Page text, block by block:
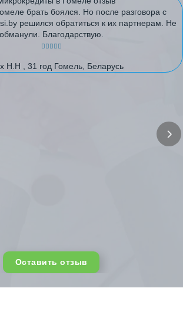
брать боялся. Но после разговора с
решился обратиться к их партнерам. Не
обманули. Благодарствую.
Н.Н , 31 год Гомель, Беларусь
Оставить отзыв